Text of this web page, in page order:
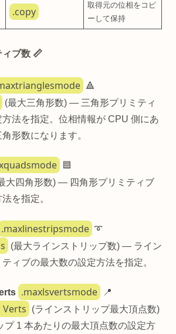
.copy
取得元の位相をコピ
ーして保持
ブ数 📏
🔺
(最大三角形数) — 三角形プリミティ
法を指定。位相情報が CPU 側にあ
形数になります。
🟦
大四角形数) — 四角形プリミティブ
を指定。
.maxlinestripsmode ➰
(最大ラインストリップ数) — ライン
ィブの最大数の設定方法を指定。
.maxlsvertsmode
📍
Verts
(ラインストリップ最大頂点数)
1 本あたりの最大頂点数の設定方